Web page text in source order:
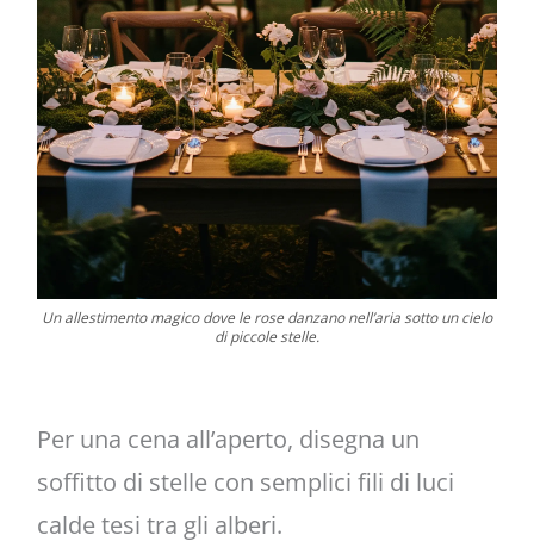
Un allestimento magico dove le rose danzano nell’aria sotto un cielo
di piccole stelle.
Per una cena all’aperto, disegna un
soffitto di stelle con semplici fili di luci
calde tesi tra gli alberi.